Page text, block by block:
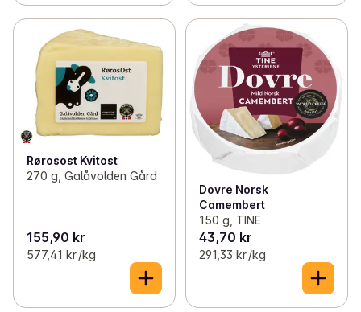
Rørosost Kvitost
270 g, Galåvolden Gård
155,90 kr
577,41 kr /kg
Dovre Norsk
Camembert
150 g, TINE
43,70 kr
291,33 kr /kg